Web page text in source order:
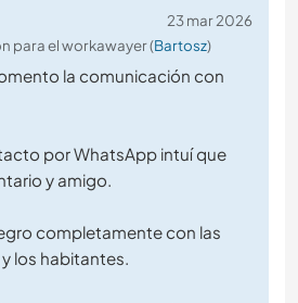
23 mar 2026
para el workawayer (Bartosz)
la comunicación con
por WhatsApp intuí que
y amigo.
completamente con las
los habitantes.